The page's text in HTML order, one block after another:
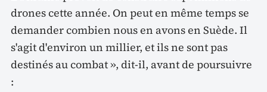
drones cette année. On peut en même temps se
demander combien nous en avons en Suède. Il
s'agit d'environ un millier, et ils ne sont pas
destinés au combat », dit-il, avant de poursuivre
: